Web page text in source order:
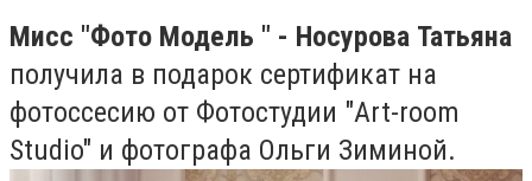
Мисс "Фото Модель " - Носурова Татьяна
получила в подарок сертификат на
фотоссесию от Фотостудии "Art-room
Studio" и фотографа Ольги Зиминой.